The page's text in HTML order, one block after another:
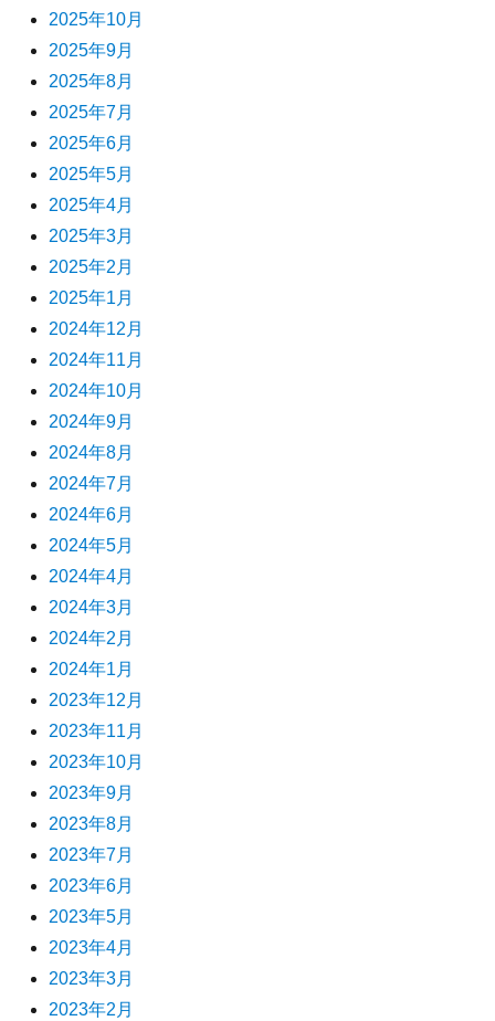
2025年10月
2025年9月
2025年8月
2025年7月
2025年6月
2025年5月
2025年4月
2025年3月
2025年2月
2025年1月
2024年12月
2024年11月
2024年10月
2024年9月
2024年8月
2024年7月
2024年6月
2024年5月
2024年4月
2024年3月
2024年2月
2024年1月
2023年12月
2023年11月
2023年10月
2023年9月
2023年8月
2023年7月
2023年6月
2023年5月
2023年4月
2023年3月
2023年2月